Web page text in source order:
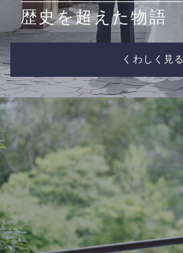
歴史を超えた物語
くわしく見る